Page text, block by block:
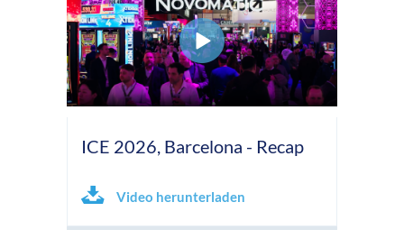
ICE 2026, Barcelona - Recap
Video herunterladen